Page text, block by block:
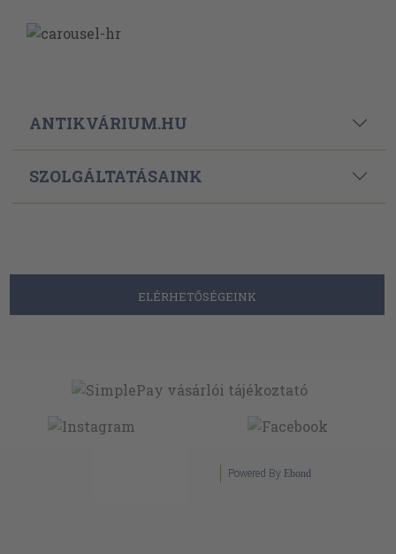
ANTIKVÁRIUM.HU
SZOLGÁLTATÁSAINK
ELÉRHETŐSÉGEINK
Powered By Ebond